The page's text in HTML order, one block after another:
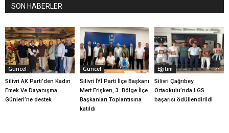
SON HABERLER
Güncel
Silivri AK Parti’den Kadın
Emek Ve Dayanışma
Günleri’ne destek
Güncel
Silivri İYİ Parti İlçe Başkanı
Mert Erişken, 3. Bölge İlçe
Başkanları Toplantısına
katıldı
Eğitim
Silivri Çağrıbey
Ortaokulu’nda LGS
başarısı ödüllendirildi